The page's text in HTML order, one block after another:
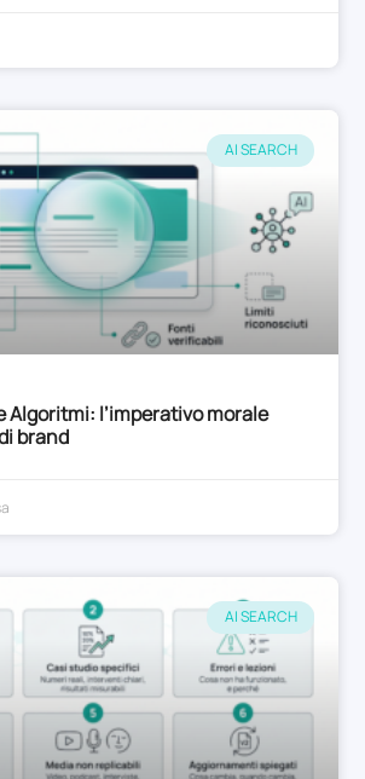
AI SEARCH
Algoritmi: l’imperativo morale
brand
AI SEARCH